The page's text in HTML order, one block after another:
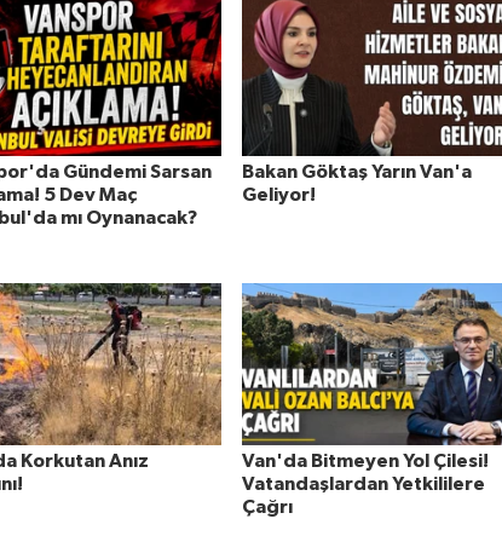
Gündemi Sarsan
5 Dev Maç
mı Oynanacak?
Bakan Göktaş Yarın Van'a
Geliyor!
Korkutan Anız
Van'da Bitmeyen Yol Çilesi!
Vatandaşlardan Yetkililere
Çağrı